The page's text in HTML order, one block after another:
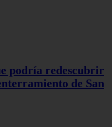
podría redescubrir
de San